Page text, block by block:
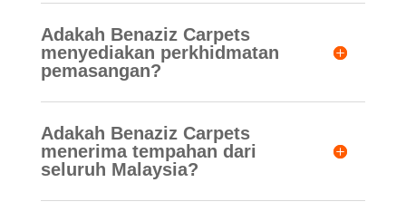
Adakah Benaziz Carpets
menyediakan perkhidmatan
pemasangan?
Adakah Benaziz Carpets
menerima tempahan dari
seluruh Malaysia?